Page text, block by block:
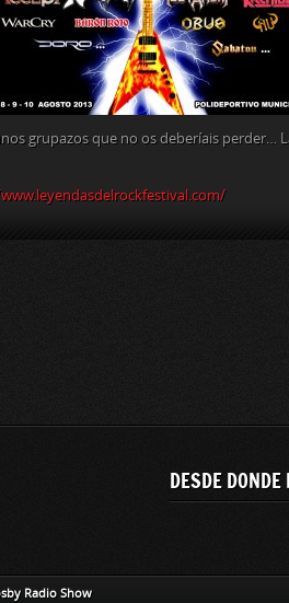
grupazos que no os deberíais perder…
DESDE
Radio Show